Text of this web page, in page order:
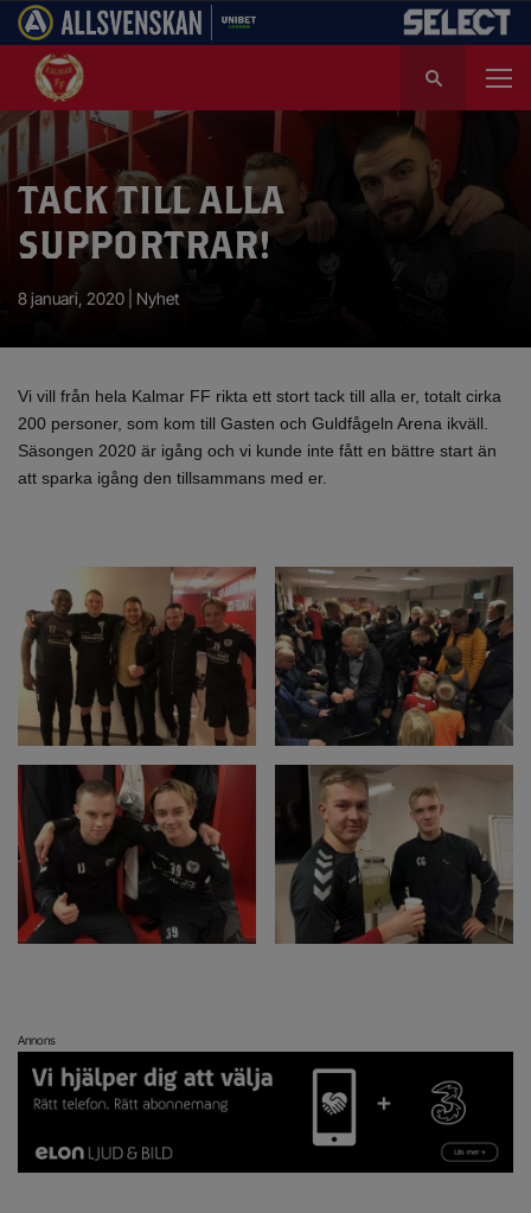
k
t
e
TACK TILL ALLA
SUPPORTRAR!
8 januari, 2020 | Nyhet
Vi vill från hela Kalmar FF rikta ett stort tack till alla er, totalt cirka
200 personer, som kom till Gasten och Guldfågeln Arena ikväll.
Säsongen 2020 är igång och vi kunde inte fått en bättre start än
att sparka igång den tillsammans med er.
Annons